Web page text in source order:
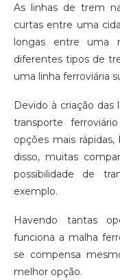
As linhas de trem
curtas entre uma
longas entre uma
diferentes tipos de
uma linha ferroviária
Devido à criação das
transporte
opções mais
disso, muitas
possibilidade de
exemplo.
Havendo tantas
funciona a malha
se compensa
melhor opção.